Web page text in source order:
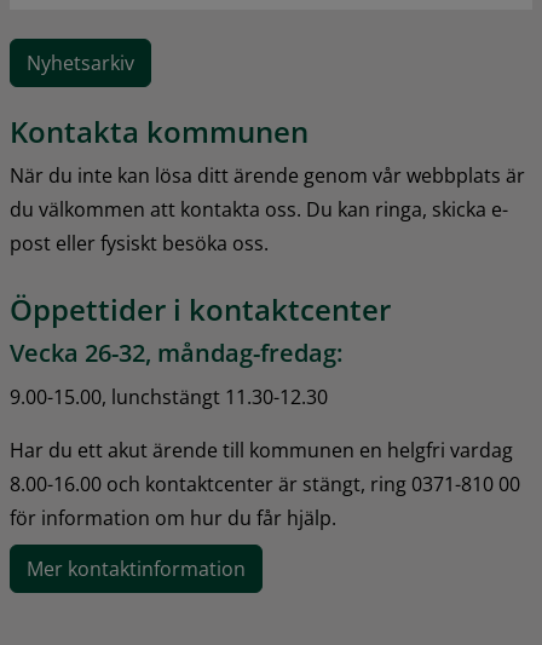
Nyhetsarkiv
Kontakta kommunen
När du inte kan lösa ditt ärende genom vår webbplats är
du välkommen att kontakta oss. Du kan ringa, skicka e-
post eller fysiskt besöka oss.
Öppettider i kontaktcenter
Vecka 26-32, måndag-fredag:
9.00-15.00, lunchstängt 11.30-12.30
Har du ett akut ärende till kommunen en helgfri vardag
8.00-16.00 och kontaktcenter är stängt, ring 0371-810 00
för information om hur du får hjälp.
Mer kontaktinformation